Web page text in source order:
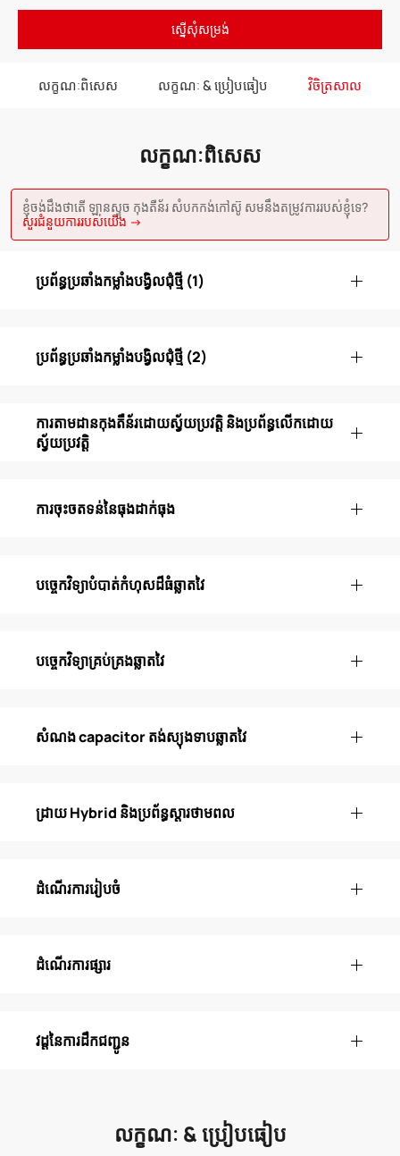
ស្នើសុំសម្រង់
លក្ខណៈពិសេស លក្ខណៈ & ប្រៀបធៀប វិចិត្រសាល
លក្ខណៈពិសេស
ខ្ញុំចង់ដឹងថាតើ ឡានស្ទូច កុងតឺន័រ សំបកកង់កៅស៊ូ សមនឹងតម្រូវការរបស់ខ្ញុំទេ?
សួរជំនួយការរបស់យើង →
ប្រព័ន្ធប្រឆាំងកម្លាំងបង្វិលជុំថ្មី (1)
ប្រព័ន្ធប្រឆាំងកម្លាំងបង្វិលជុំថ្មី (2)
ការតាមដានកុងតឺន័រដោយស្វ័យប្រវត្តិ និងប្រព័ន្ធលើកដោយ
ស្វ័យប្រវត្តិ
ការចុះចតទន់នៃធុងដាក់ធុង
បច្ចេកវិទ្យាបំបាត់កំហុសដ៏ធំឆ្លាតវៃ
បច្ចេកវិទ្យាគ្រប់គ្រងឆ្លាតវៃ
សំណង capacitor តង់ស្យុងទាបឆ្លាតវៃ
ដ្រាយ Hybrid និងប្រព័ន្ធស្តារថាមពល
ដំណើរការរៀបចំ
ដំណើរការផ្សារ
វដ្តនៃការដឹកជញ្ជូន
លក្ខណៈ & ប្រៀបធៀប